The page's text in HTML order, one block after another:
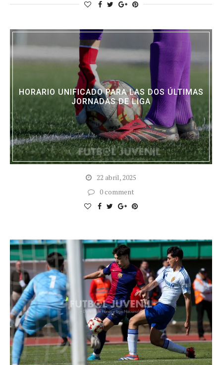
HORARIO UNIFICADO PARA LAS DOS ÚLTIMAS
JORNADAS DE LIGA
22 abril, 2025
0 comment